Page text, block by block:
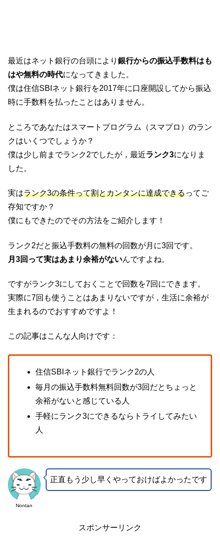
最近はネット銀行の台頭により 銀行からの振込手数料はも
はや無料の時代になってきました。
僕は住信SBIネット銀行を2017年に口座開設してから振込
時に手数料を払ったことはありません。
ところであなたはスマートプログラム（スマプロ）のラン
クはいくつでしょうか？
僕は少し前までランク2でしたが，最近ランク3になりま
した。
実はランク3の条件って割とカンタンに達成できるってご
存知ですか？
僕にもできたのでその方法をご紹介します！
ランク2だと振込手数料の無料の回数が月に3回です。
月3回って実はあまり余裕がないんですよね。
ですがランク3にしておくことで回数を7回にできます。
実際に7回も使うことはあまりないですが，生活に余裕が
生まれるのでおすすめですよ！
この記事はこんな人向けです：
住信SBIネット銀行でランク2の人
毎月の振込手数料無料回数が3回だとちょっと
余裕がないと感じている人
手軽にランク3にできるならトライしてみたい
人
Nontan
正直もう少し早くやっておけばよかったです
スポンサーリンク